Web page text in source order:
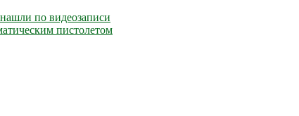
по видеозаписи
пистолетом